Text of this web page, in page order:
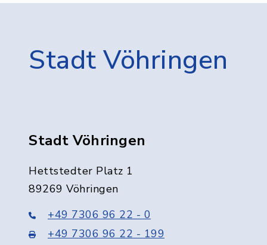
Stadt Vöhringen
Stadt Vöhringen
Hettstedter Platz 1
89269 Vöhringen
+49 7306 96 22 - 0
+49 7306 96 22 - 199